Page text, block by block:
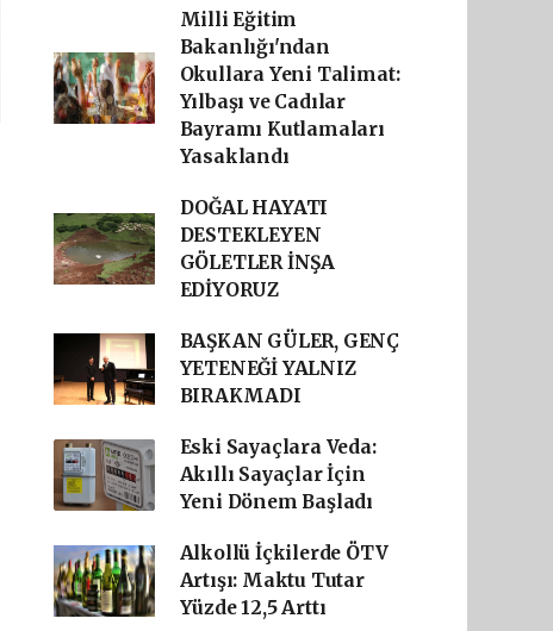
Milli Eğitim
Bakanlığı'ndan
Okullara Yeni Talimat:
Yılbaşı ve Cadılar
Bayramı Kutlamaları
Yasaklandı
DOĞAL HAYATI
DESTEKLEYEN
GÖLETLER İNŞA
EDİYORUZ
BAŞKAN GÜLER, GENÇ
YETENEĞİ YALNIZ
BIRAKMADI
Eski Sayaçlara Veda:
Akıllı Sayaçlar İçin
Yeni Dönem Başladı
Alkollü İçkilerde ÖTV
Artışı: Maktu Tutar
Yüzde 12,5 Arttı